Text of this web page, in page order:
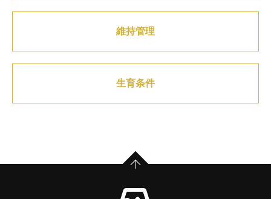
維持管理
生育条件